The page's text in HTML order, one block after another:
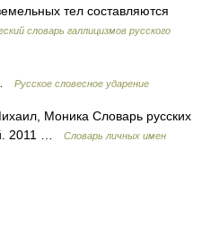
тел составляются
словарь галлицизмов русского
Русское словесное ударение
Моника Словарь русских
2011 …
Словарь личных имен